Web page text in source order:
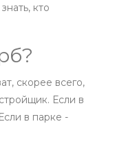
кто
скорее всего,
Если в
в парке -